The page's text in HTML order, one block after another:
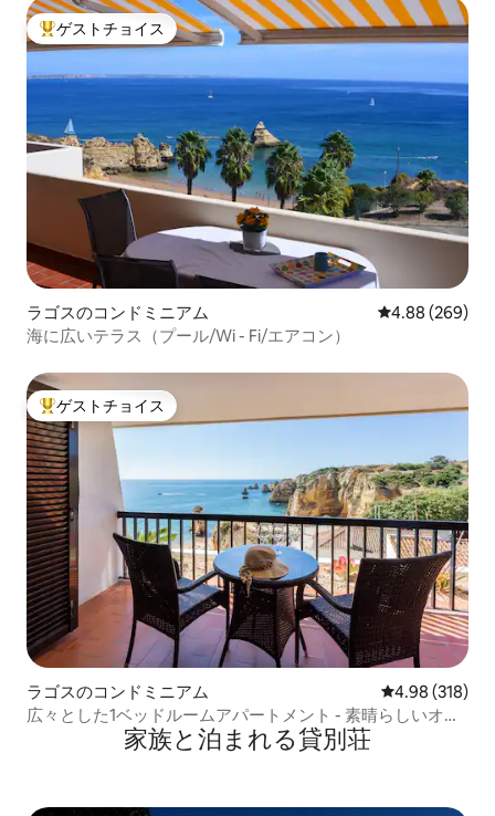
大好評のゲストチョイスです。
ゲストチョイス
ラゴスのコンドミニアム レビュー269
4.88 (269)
海に広いテラス（プール/Wi - Fi/エアコン）
大好評のゲストチョイスです。
ゲストチョイス
ラゴスのコンドミニアム レビュー318
4.98 (318)
広々とした1ベッドルームアパートメント - 素晴らしいオー
シャンビュー家族と泊まれる貸別荘